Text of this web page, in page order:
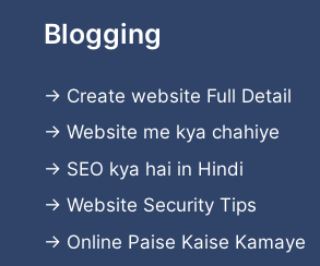
Blogging
→ Create website Full Detail
→ Website me kya chahiye
→ SEO kya hai in Hindi
→ Website Security Tips
→ Online Paise Kaise Kamaye